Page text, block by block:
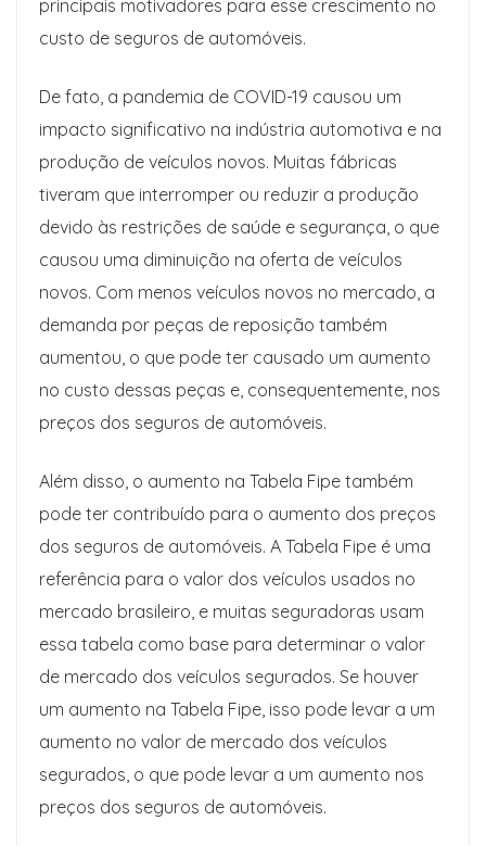
principais motivadores para esse crescimento no
custo de seguros de automóveis.
De fato, a pandemia de COVID-19 causou um
impacto significativo na indústria automotiva e na
produção de veículos novos. Muitas fábricas
tiveram que interromper ou reduzir a produção
devido às restrições de saúde e segurança, o que
causou uma diminuição na oferta de veículos
novos. Com menos veículos novos no mercado, a
demanda por peças de reposição também
aumentou, o que pode ter causado um aumento
no custo dessas peças e, consequentemente, nos
preços dos seguros de automóveis.
Além disso, o aumento na Tabela Fipe também
pode ter contribuído para o aumento dos preços
dos seguros de automóveis. A Tabela Fipe é uma
referência para o valor dos veículos usados no
mercado brasileiro, e muitas seguradoras usam
essa tabela como base para determinar o valor
de mercado dos veículos segurados. Se houver
um aumento na Tabela Fipe, isso pode levar a um
aumento no valor de mercado dos veículos
segurados, o que pode levar a um aumento nos
preços dos seguros de automóveis.